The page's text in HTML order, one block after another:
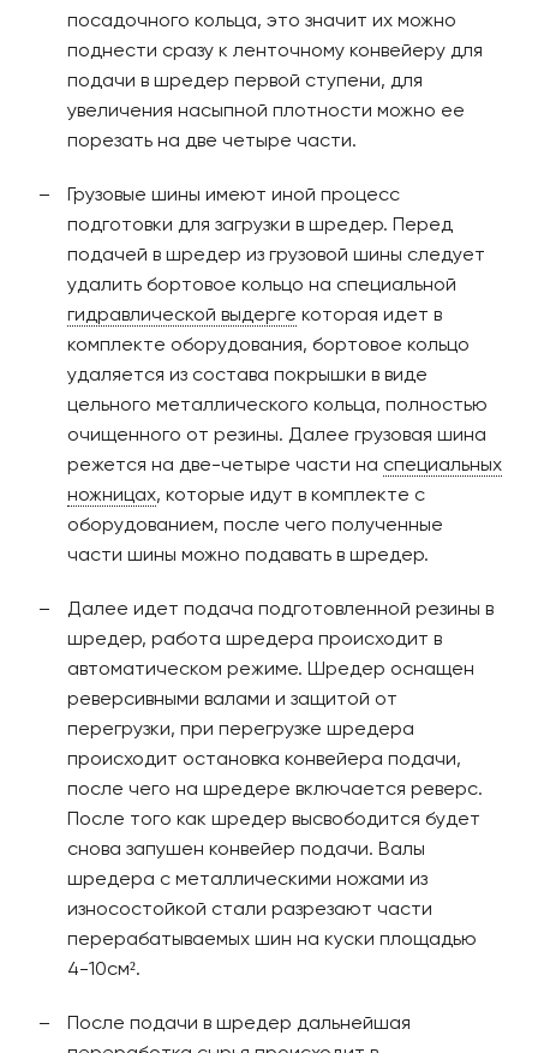
посадочного кольца, это значит их можно
поднести сразу к ленточному конвейеру для
подачи в шредер первой ступени, для
увеличения насыпной плотности можно ее
порезать на две четыре части.
Грузовые шины имеют иной процесс
подготовки для загрузки в шредер. Перед
подачей в шредер из грузовой шины следует
удалить бортовое кольцо на специальной
гидравлической выдерге которая идет в
комплекте оборудования, бортовое кольцо
удаляется из состава покрышки в виде
цельного металлического кольца, полностью
очищенного от резины. Далее грузовая шина
режется на две-четыре части на специальных
ножницах, которые идут в комплекте с
оборудованием, после чего полученные
части шины можно подавать в шредер.
Далее идет подача подготовленной резины в
шредер, работа шредера происходит в
автоматическом режиме. Шредер оснащен
реверсивными валами и защитой от
перегрузки, при перегрузке шредера
происходит остановка конвейера подачи,
после чего на шредере включается реверс.
После того как шредер высвободится будет
снова запушен конвейер подачи. Валы
шредера с металлическими ножами из
износостойкой стали разрезают части
перерабатываемых шин на куски площадью
4-10см².
После подачи в шредер дальнейшая